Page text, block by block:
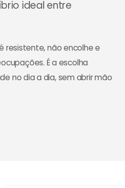
ideal entre
resistente, não encolhe e
É a escolha
no dia a dia, sem abrir mão